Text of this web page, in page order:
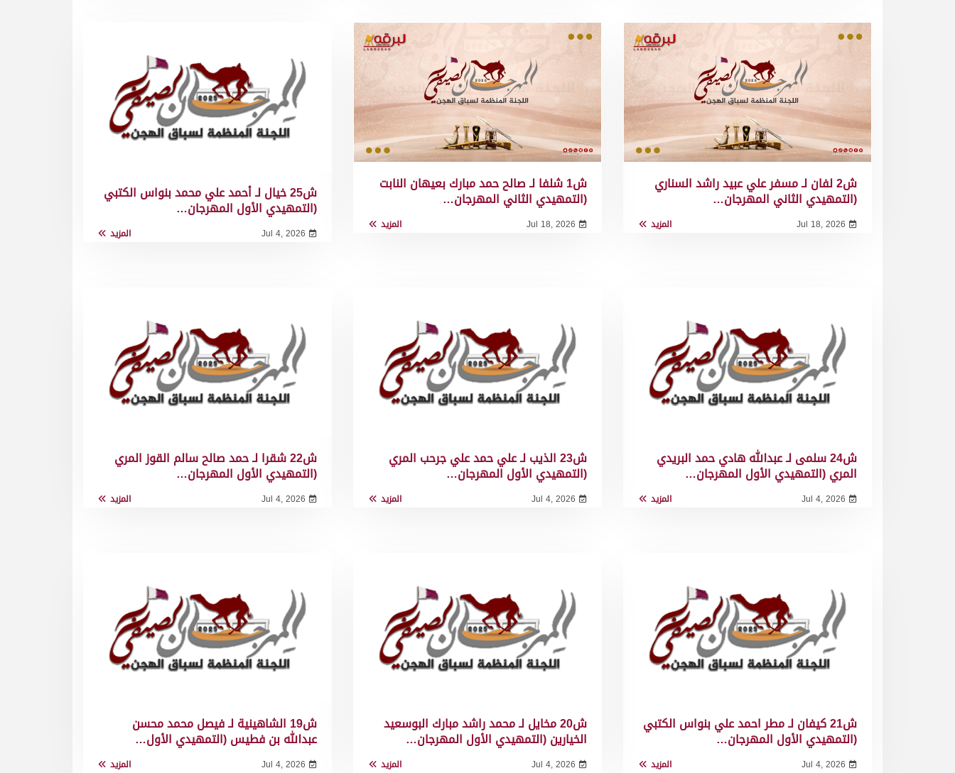
ش2 لفان لـ مسفر علي عبيد راشد السناري
(التمهيدي الثاني المهرجان…
Jul 18, 2026 المزيد
ش1 شلفا لـ صالح حمد مبارك بعيهان النابت
(التمهيدي الثاني المهرجان…
Jul 18, 2026 المزيد
ش25 خيال لـ أحمد علي محمد بنواس الكتبي
(التمهيدي الأول المهرجان…
Jul 4, 2026 المزيد
ش24 سلمى لـ عبدالله هادي حمد البريدي
المري (التمهيدي الأول المهرجان…
Jul 4, 2026 المزيد
ش23 الذيب لـ علي حمد علي جرحب المري
(التمهيدي الأول المهرجان…
Jul 4, 2026 المزيد
ش22 شقرا لـ حمد صالح سالم القوز المري
(التمهيدي الأول المهرجان…
Jul 4, 2026 المزيد
ش21 كيفان لـ مطر احمد علي بنواس الكتبي
(التمهيدي الأول المهرجان…
Jul 4, 2026 المزيد
ش20 مخايل لـ محمد راشد مبارك البوسعيد
الخيارين (التمهيدي الأول المهرجان…
Jul 4, 2026 المزيد
ش19 الشاهينية لـ فيصل محمد محسن
عبدالله بن فطيس (التمهيدي الأول…
Jul 4, 2026 المزيد